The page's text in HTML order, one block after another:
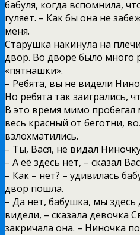
бабуля, когда вспомнила,
гуляет. – Как бы она не
меня.
Старушка накинула на
двор. Во дворе было много
«пятнашки».
– Ребята, вы не видели
Но ребята так заигрались,
В это время мимо пробегал
весь красный от беготни,
взлохматились.
– Ты, Вася, не видал
– А её здесь нет, – сказал
– Как – нет? – удивилась
двор пошла.
– Да нет, бабушка, мы здесь
видели, – сказала девочка
закричала она. – Ниночка